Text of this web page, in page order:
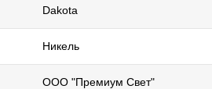
Dakota
Никель
ООО "Премиум Свет"